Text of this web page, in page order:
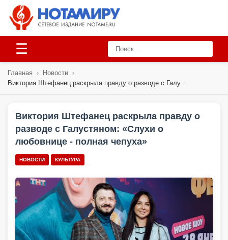
☰
Главная › Новости ›
Виктория Штефанец раскрыла правду о разводе с Галу...
Виктория Штефанец раскрыла правду о
разводе с Галустяном: «Слухи о
любовнице - полная чепуха»
НОВОСТИ КУЛЬТУРА